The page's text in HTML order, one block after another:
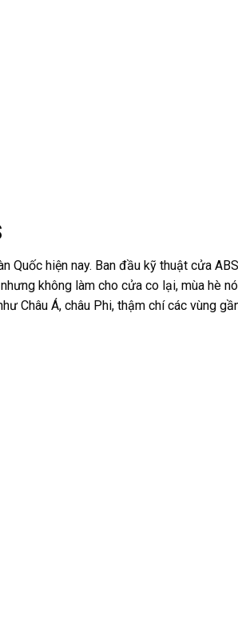
Quốc hiện nay. Ban đầu kỹ thuật cửa
không làm cho cửa co lại, mùa hè
Châu Á, châu Phi, thậm chí các vùng